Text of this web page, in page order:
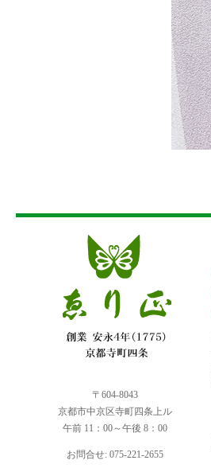
〒604-8043
京都市中京区寺町四条上ル
午前 11：00～午後 8：00
お問合せ: 075-221-2655